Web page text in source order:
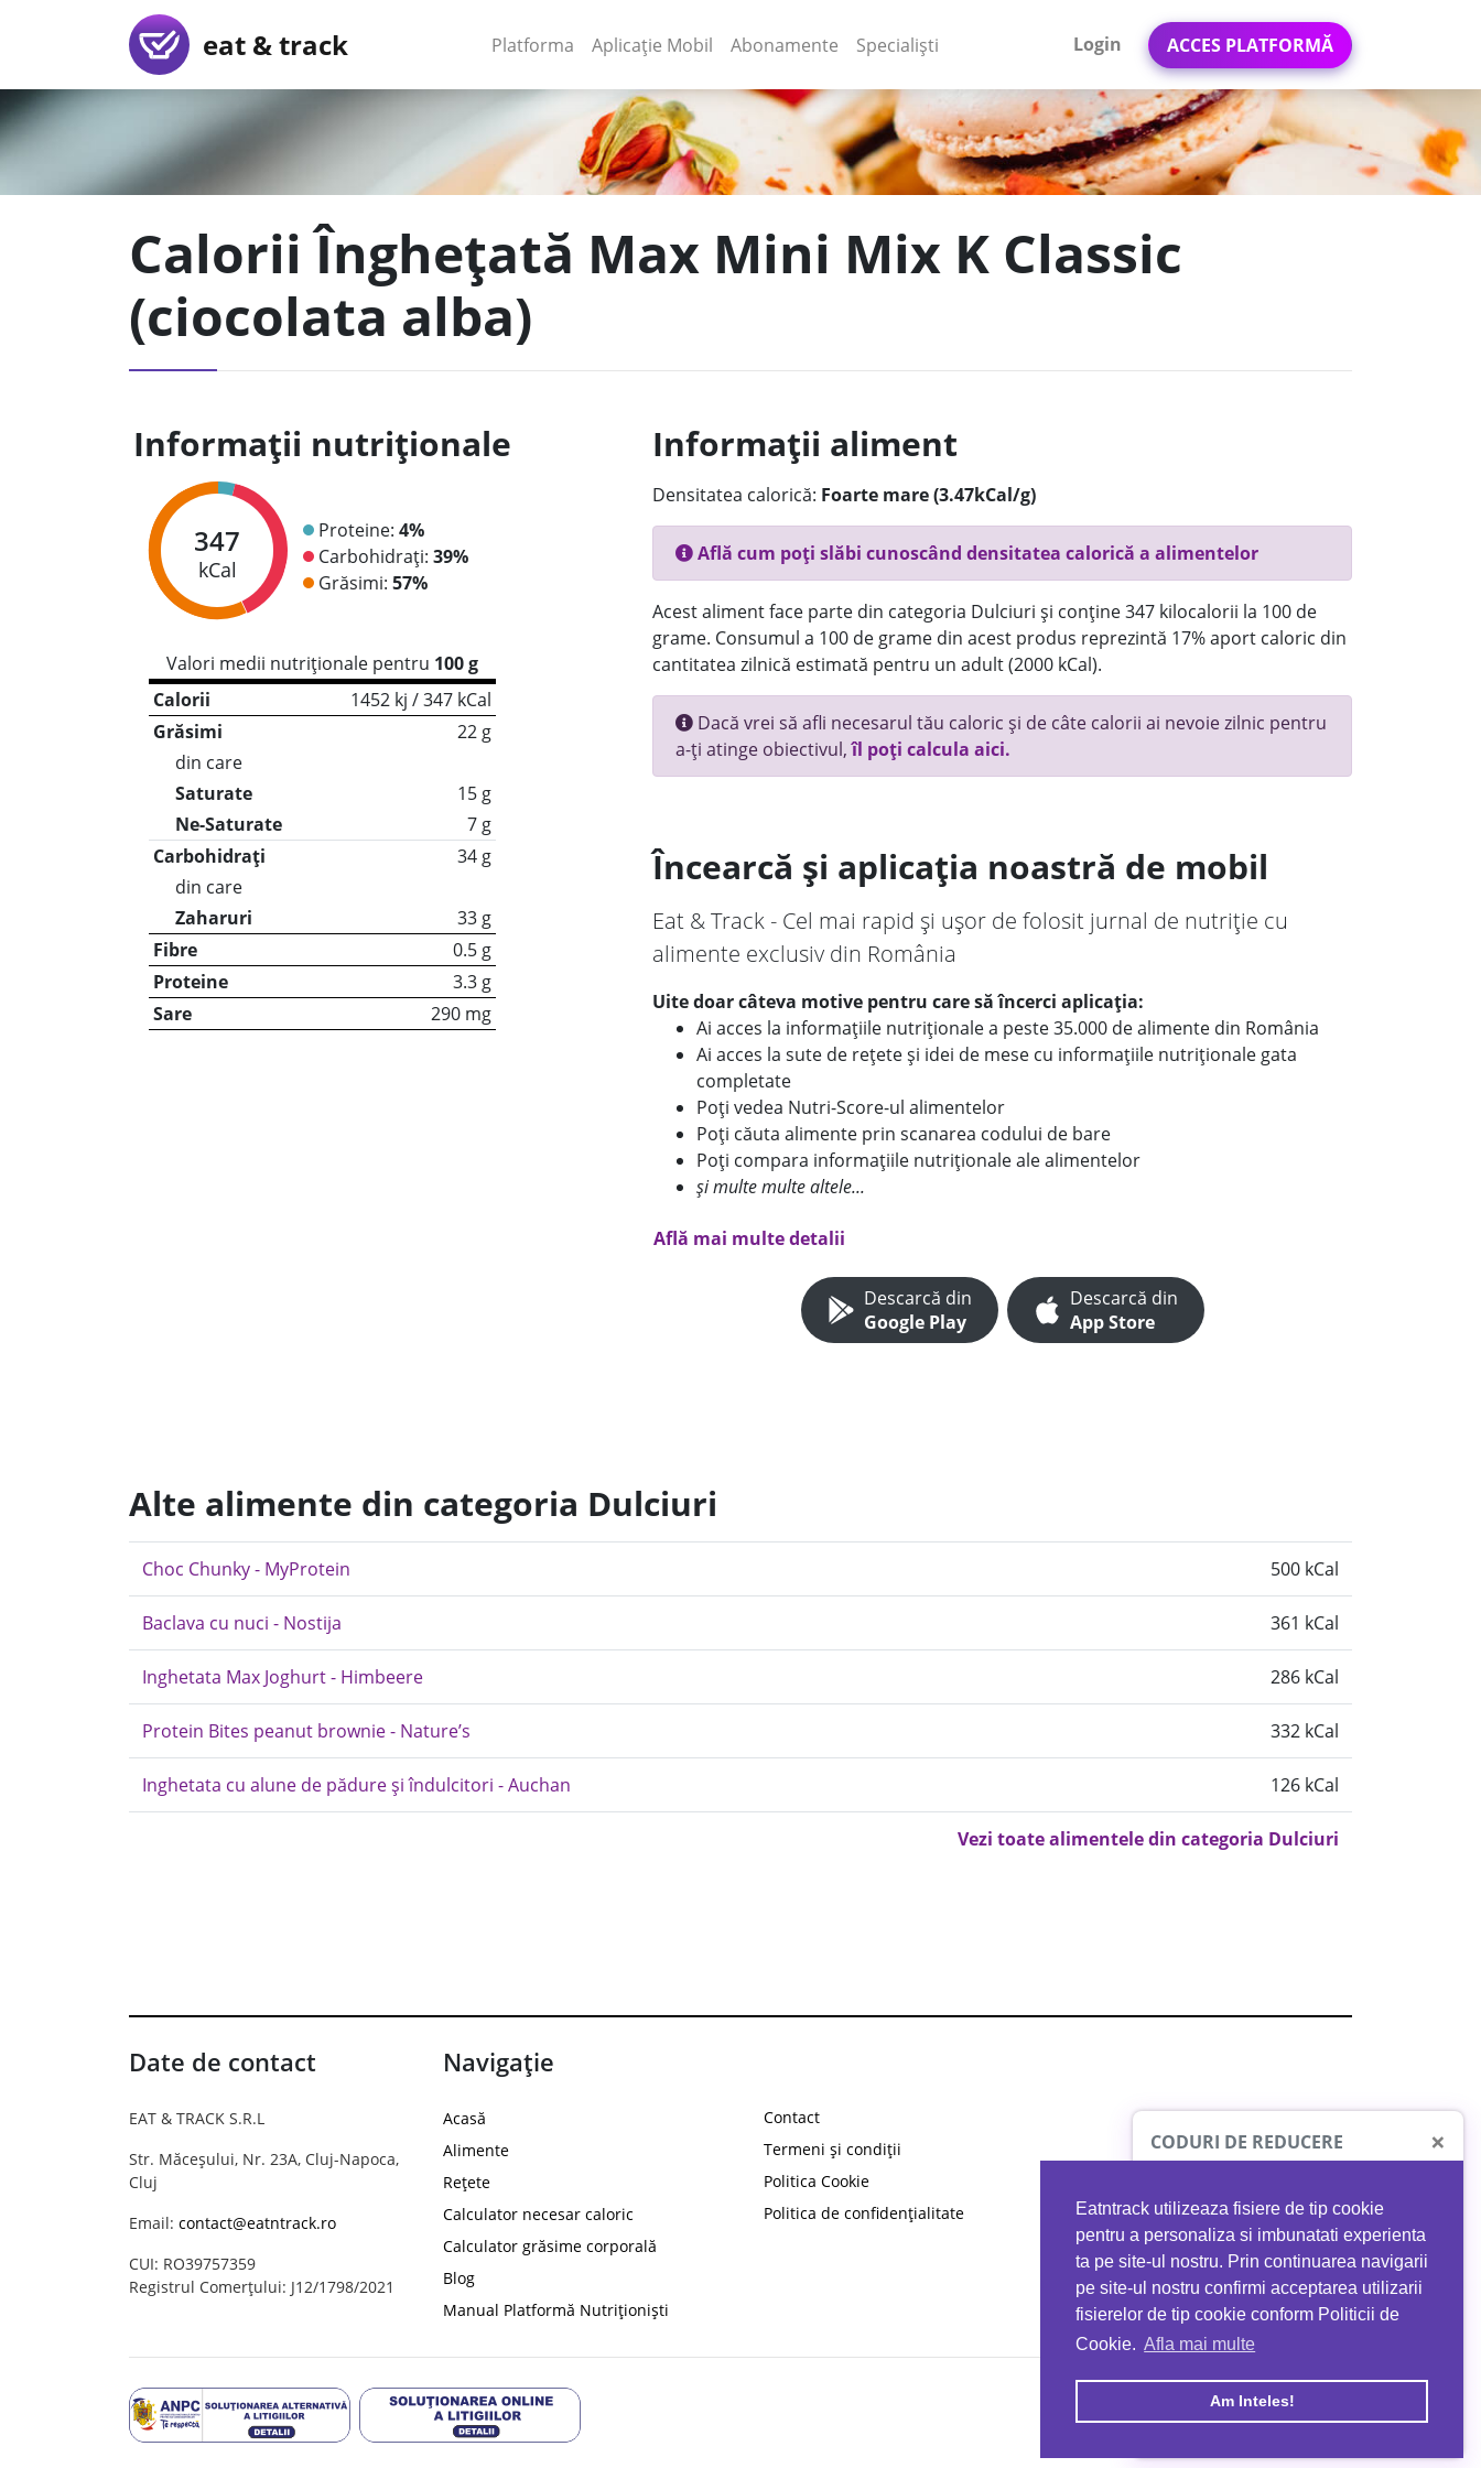
Eatntrack utilizeaza fisiere de tip cookie
pentru a personaliza si imbunatati experienta
ta pe site-ul nostru. Prin continuarea navigarii
pe site-ul nostru confirmi acceptarea utilizarii
fisierelor de tip cookie conform Politicii de
Cookie. Afla mai multe
Am Inteles!
eat & track Platforma (current)
Aplicație Mobil (current)
Abonamente Specialiști Login ACCES PLATFORMĂ
Calorii Înghețată Max Mini Mix K Classic
(ciocolata alba)
Informații nutriționale
347
kCal
Proteine: 4%
Carbohidrați: 39%
Grăsimi: 57%
Valori medii nutriționale pentru 100 g
Calorii
1452 kj / 347 kCal
Grăsimi
22 g
din care
Saturate
15 g
Ne-Saturate
7 g
Carbohidrați
34 g
din care
Zaharuri
33 g
Fibre
0.5 g
Proteine
3.3 g
Sare
290 mg
Informații aliment
Densitatea calorică: Foarte mare (3.47kCal/g)
Află cum poți slăbi cunoscând densitatea calorică a alimentelor
Acest aliment face parte din categoria Dulciuri și conține 347 kilocalorii la 100 de
grame. Consumul a 100 de grame din acest produs reprezintă 17% aport caloric din
cantitatea zilnică estimată pentru un adult (2000 kCal).
Dacă vrei să afli necesarul tău caloric și de câte calorii ai nevoie zilnic pentru
a-ți atinge obiectivul,îl poți calcula aici.
Încearcă și aplicația noastră de mobil
Eat & Track - Cel mai rapid și ușor de folosit jurnal de nutriție cu
alimente exclusiv din România
Uite doar câteva motive pentru care să încerci aplicația:
Ai acces la informațiile nutriționale a peste 35.000 de alimente din România
Ai acces la sute de rețete și idei de mese cu informațiile nutriționale gata
completate
Poți vedea Nutri-Score-ul alimentelor
Poți căuta alimente prin scanarea codului de bare
Poți compara informațiile nutriționale ale alimentelor
și multe multe altele...
Află mai multe detalii
Descarcă din
Google Play
Descarcă din
App Store
Alte alimente din categoria Dulciuri
Choc Chunky - MyProtein 500 kCal
Baclava cu nuci - Nostija 361 kCal
Inghetata Max Joghurt - Himbeere 286 kCal
Protein Bites peanut brownie - Nature’s 332 kCal
Inghetata cu alune de pădure și îndulcitori - Auchan 126 kCal
Vezi toate alimentele din categoria Dulciuri
Date de contact
EAT & TRACK S.R.L
Str. Măceșului, Nr. 23A, Cluj-Napoca,
Cluj
Email: contact@eatntrack.ro
CUI: RO39757359
Registrul Comerțului: J12/1798/2021
Navigație
Acasă
Alimente
Rețete
Calculator necesar caloric
Calculator grăsime corporală
Blog
Manual Platformă Nutriționiști
Contact
Termeni și condiții
Politica Cookie
Politica de confidențialitate
CODURI DE REDUCERE ×
PROTO41
reducere la orice comandă
EATNTRACK
MYPROTEIN
Ai40%reducere la orice comandă
folosind codul EATTRACK